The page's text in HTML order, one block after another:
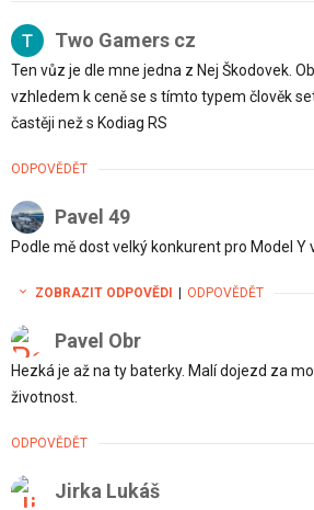
Two Gamers cz
Ten vůz je dle mne jedna z Nej Škodovek.
vzhledem k ceně se s tímto typem člověk
častěji než s Kodiag RS
ODPOVĚDĚT
Pavel 49
Podle mě dost velký konkurent pro Model Y
ZOBRAZIT ODPOVĚDI | ODPOVĚDĚT
Pavel Obr
Hezká je až na ty baterky. Malí dojezd za
životnost.
ODPOVĚDĚT
Jirka Lukáš